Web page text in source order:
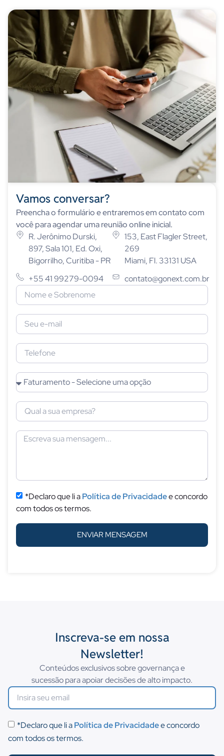
Vamos conversar?
Preencha o formulário e entraremos em contato com
você para agendar uma reunião online inicial.
R. Jerônimo Durski,
897, Sala 101, Ed. Oxi,
Bigorrilho, Curitiba - PR
+55 41 99279-0094
153, East Flagler Street,
269
Miami, Fl. 33131 USA
contato@gonext.com.br
*Declaro que li aPolítica de Privacidadee concordo
com todos os termos.
ENVIAR MENSAGEM
Inscreva-se em nossa
Newsletter!
Conteúdos exclusivos sobre governança e
sucessão para apoiar decisões de alto impacto.
*Declaro que li aPolítica de Privacidadee concordo
com todos os termos.